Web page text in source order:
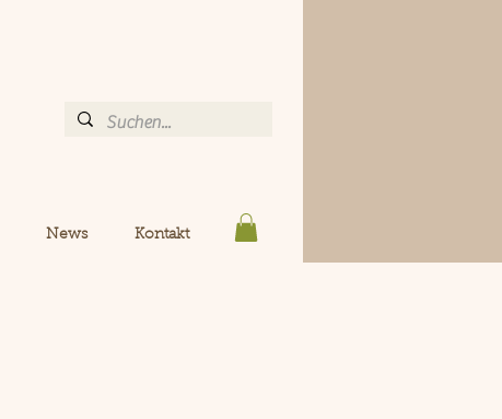
News Kontakt